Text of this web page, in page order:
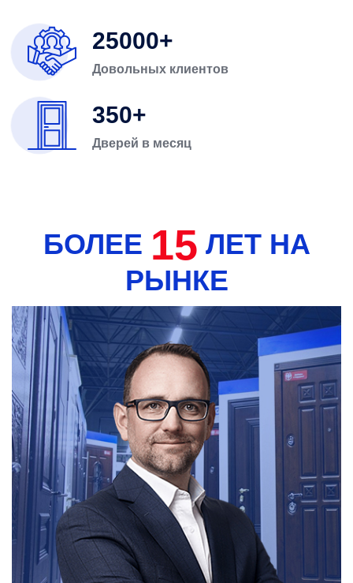
25000
Довольных клиентов
350
Дверей в месяц
БОЛЕЕ 15 ЛЕТ НА
РЫНКЕ